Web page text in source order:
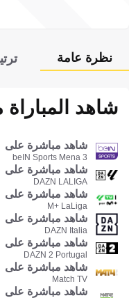
نظرة عامة
شاهد
شاهد مباشرة على
beIN Sports Mena 3
شاهد مباشرة على
DAZN LALIGA
شاهد مباشرة على
M+ LaLiga
شاهد مباشرة على
DAZN Italia
شاهد مباشرة على
DAZN 2 Portugal
شاهد مباشرة على
Match TV
شاهد مباشرة على